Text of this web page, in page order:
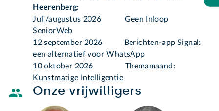
Heerenberg:
Juli/augustus 2026 Geen Inloop
SeniorWeb
12 september 2026 Berichten-app Signal:
een alternatief voor WhatsApp
10 oktober 2026 Themamaand:
Kunstmatige Intelligentie
Onze vrijwilligers